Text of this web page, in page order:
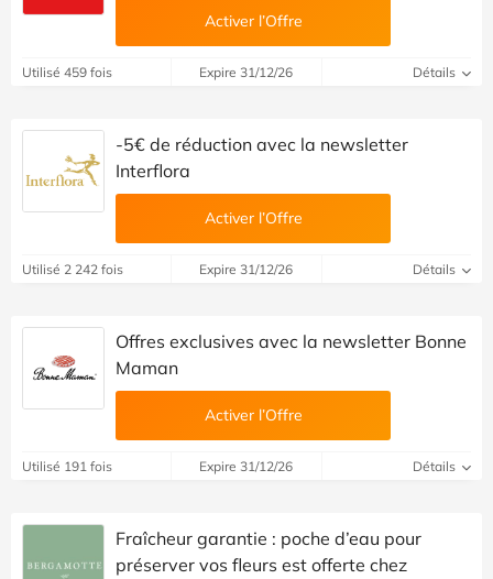
Activer l’Offre
Utilisé 459 fois Expire 31/12/26 Détails
-5€ de réduction avec la newsletter
Interflora
Activer l’Offre
Utilisé 2 242 fois Expire 31/12/26 Détails
Offres exclusives avec la newsletter Bonne
Maman
Activer l’Offre
Utilisé 191 fois Expire 31/12/26 Détails
Fraîcheur garantie : poche d’eau pour
préserver vos fleurs est offerte chez